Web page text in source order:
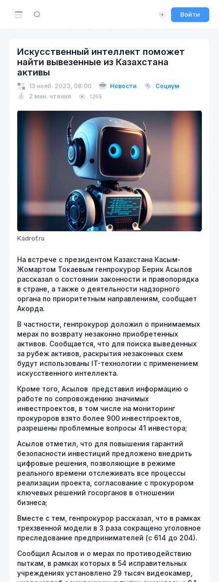
Войти
Искусственный интеллект поможет
найти вывезенные из Казахстана
активы
13 нояб. 2023, 08:00 Новости
Социум
2 мин. чтения
1255
Kadrof.ru
На встрече с президентом Казахстана Касым-
Жомартом Токаевым генпрокурор Берик Асылов
рассказал о состоянии законности и правопорядка
в стране, а также о деятельности надзорного
органа по приоритетным направлениям, сообщает
Акорда.
В частности, генпрокурор доложил о принимаемых
мерах по возврату незаконно приобретенных
активов. Сообщается, что для поиска выведенных
за рубеж активов, раскрытия незаконных схем
будут использованы IT-технологии с применением
искусственного интеллекта.
Кроме того, Асылов представил информацию о
работе по сопровождению значимых
инвестпроектов, в том числе на мониторинг
прокуроров взято более 900 инвестпроектов,
разрешены проблемные вопросы 41 инвестора;
Асылов отметил, что для повышения гарантий
безопасности инвестиций предложено внедрить
цифровые решения, позволяющие в режиме
реального времени отслеживать все процессы
реализации проекта, согласование с прокурором
ключевых решений госорганов в отношении
бизнеса;
Вместе с тем, генпрокурор рассказал, что в рамках
трехзвенной модели в 3 раза сокращено уголовное
преследование предпринимателей (с 614 до 204).
Сообщил Асылов и о мерах по противодействию
пыткам, в рамках которых в 54 исправительных
учреждениях установлено 29 тысяч видеокамер,